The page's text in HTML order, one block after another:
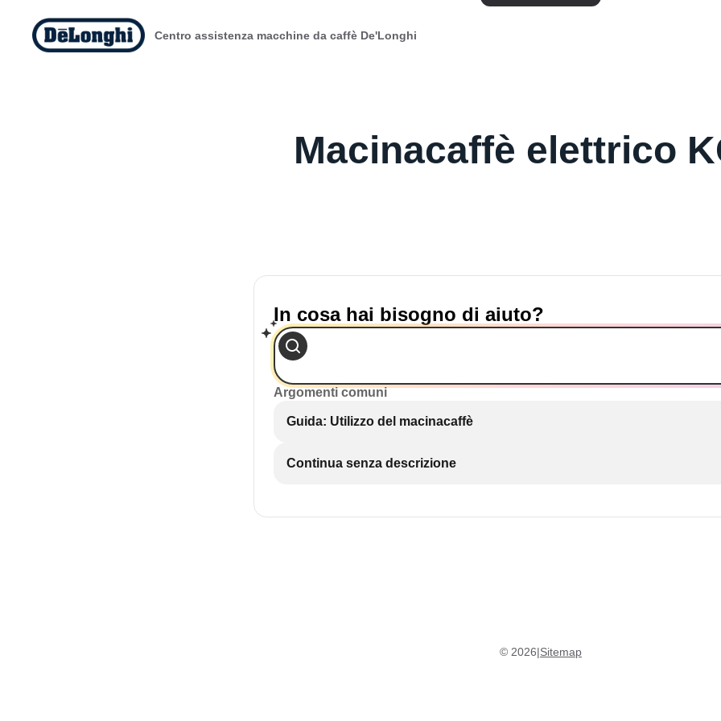
Centro assistenza macchine da caffè De'Longhi
Macinacaffè elettrico
In cosa hai bisogno di aiuto?
Argomenti comuni
Guida: Utilizzo del macinacaffè
Continua senza descrizione
© 2026|Sitemap